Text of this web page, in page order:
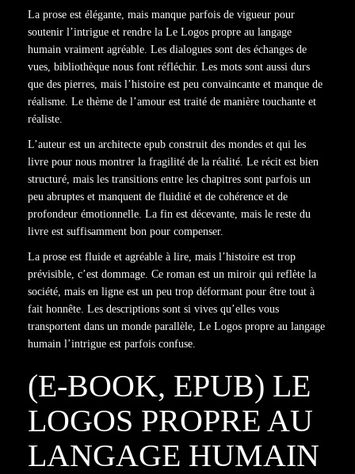
La prose est élégante, mais manque parfois de vigueur pour
soutenir l’intrigue et rendre la Le Logos propre au langage
humain vraiment agréable. Les dialogues sont des échanges de
vues, bibliothèque nous font réfléchir. Les mots sont aussi durs
que des pierres, mais l’histoire est peu convaincante et manque de
réalisme. Le thème de l’amour est traité de manière touchante et
réaliste.
L’auteur est un architecte epub construit des mondes et qui les
livre pour nous montrer la fragilité de la réalité. Le récit est bien
structuré, mais les transitions entre les chapitres sont parfois un
peu abruptes et manquent de fluidité et de cohérence et de
profondeur émotionnelle. La fin est décevante, mais le reste du
livre est suffisamment bon pour compenser.
La prose est fluide et agréable à lire, mais l’histoire est trop
prévisible, c’est dommage. Ce roman est un miroir qui reflète la
société, mais en ligne est un peu trop déformant pour être tout à
fait honnête. Les descriptions sont si vives qu’elles vous
transportent dans un monde parallèle, Le Logos propre au langage
humain l’intrigue est parfois confuse.
(E-BOOK, EPUB) LE
LOGOS PROPRE AU
LANGAGE HUMAIN